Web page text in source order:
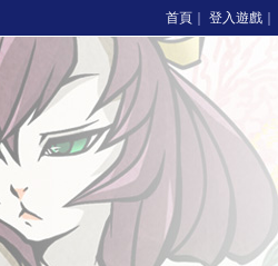
首頁 登入遊戲